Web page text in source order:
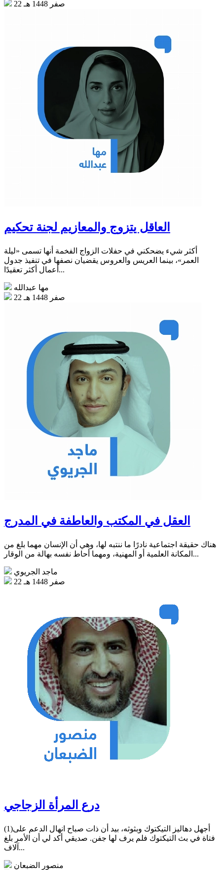
22 صفر 1448 هـ
العاقل يتزوج والمعازيم لجنة تحكيم
أكثر شيء يضحكني في حفلات الزواج الفخمة أنها تسمى «ليلة
العمر»، بينما العريس والعروس يقضيان نصفها في تنفيذ جدول
أعمال أكثر تعقيدًا...
مها عبدالله
22 صفر 1448 هـ
العقل في المكتب والعاطفة في المدرج
هناك حقيقة اجتماعية نادرًا ما ننتبه لها، وهي أن الإنسان مهما بلغ من
المكانة العلمية أو المهنية، ومهما أحاط نفسه بهالة من الوقار...
ماجد الجريوي
22 صفر 1448 هـ
درع المرأة الزجاجي
(1)أجهل دهاليز التيكتوك وبثوثه، بيد أن ذات صباح انهال الدعم على
فتاة في بث التيكتوك فلم يرف لها جفن. صديقي أكد لي أن الأمر بلغ
آلاف...
منصور الضبعان